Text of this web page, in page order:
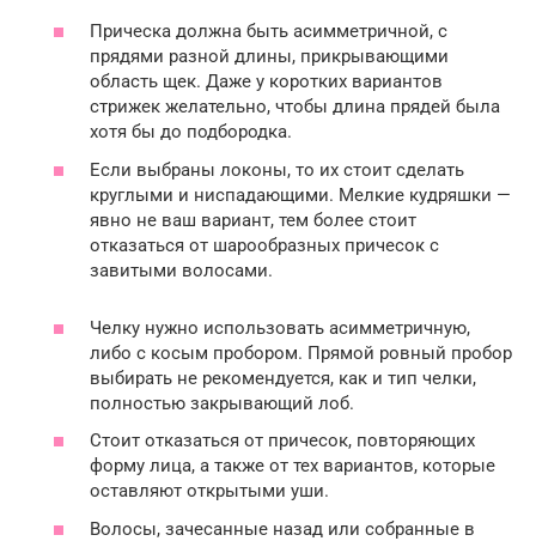
Прическа должна быть асимметричной, с
прядями разной длины, прикрывающими
область щек. Даже у коротких вариантов
стрижек желательно, чтобы длина прядей была
хотя бы до подбородка.
Если выбраны локоны, то их стоит сделать
круглыми и ниспадающими. Мелкие кудряшки —
явно не ваш вариант, тем более стоит
отказаться от шарообразных причесок с
завитыми волосами.
Челку нужно использовать асимметричную,
либо с косым пробором. Прямой ровный пробор
выбирать не рекомендуется, как и тип челки,
полностью закрывающий лоб.
Стоит отказаться от причесок, повторяющих
форму лица, а также от тех вариантов, которые
оставляют открытыми уши.
Волосы, зачесанные назад или собранные в